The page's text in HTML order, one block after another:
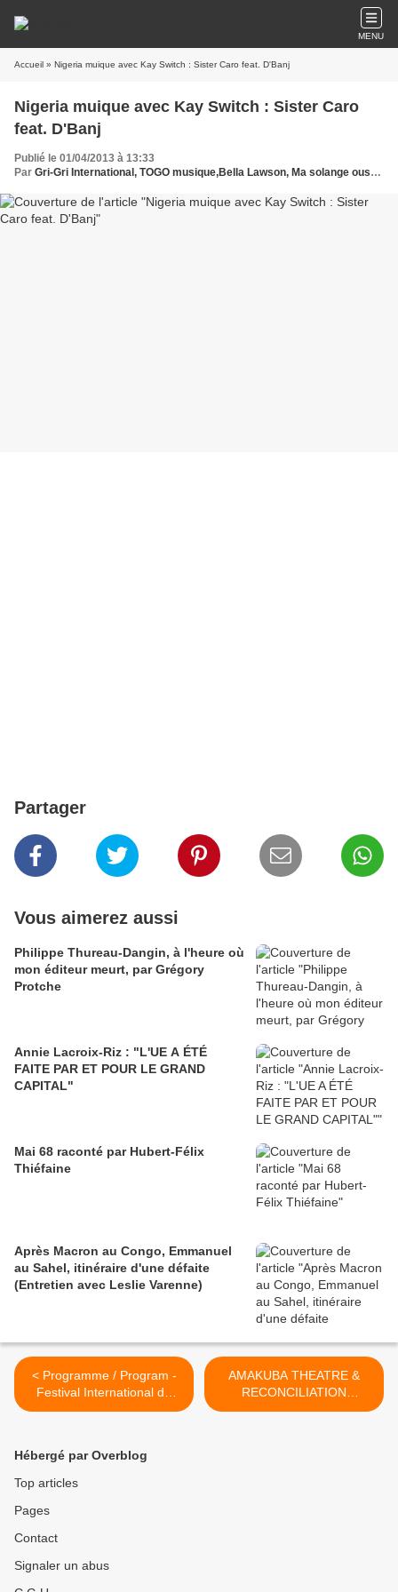
MENU
Accueil » Nigeria muique avec Kay Switch : Sister Caro feat. D'Banj
Nigeria muique avec Kay Switch : Sister Caro
feat. D'Banj
Publié le 01/04/2013 à 13:33
Par Gri-Gri International, TOGO musique,Bella Lawson, Ma solange oussou, New York, Blues, France, Love Paris, Music, Afrique, Sony, Yannick Noah, Kay Switch, Lagos , D'BanjEurope
Partager
Vous aimerez aussi
Philippe Thureau-Dangin, à l'heure où
mon éditeur meurt, par Grégory
Protche
Annie Lacroix-Riz : "L'UE A ÉTÉ
FAITE PAR ET POUR LE GRAND
CAPITAL"
Mai 68 raconté par Hubert-Félix
Thiéfaine
Après Macron au Congo, Emmanuel
au Sahel, itinéraire d'une défaite
(Entretien avec Leslie Varenne)
< Programme / Program -
Festival International du
Film PanAfricain - April, 17 -
AMAKUBA THEATRE &
RECONCILIATION
BURUNDI/BELGIQUE Mise
Hébergé par Overblog
Top articles
Pages
Contact
Signaler un abus